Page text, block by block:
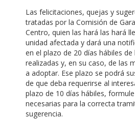
Las felicitaciones, quejas y
tratadas por la Comisión de
Centro, quien las hará las hará
unidad afectada y dará una
en el plazo de 20 días hábiles
realizadas y, en su caso, de las
a adoptar. Ese plazo se podrá
de que deba requerirse al
plazo de 10 días hábiles,
necesarias para la correcta
sugerencia.